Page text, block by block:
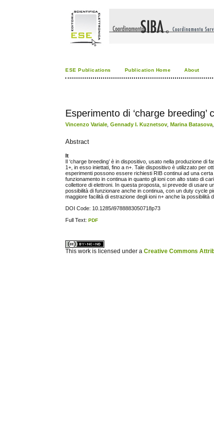
ESE Publications Publication Home About
Esperimento di ‘charge
Vincenzo Variale ,Gennady I. Kuznetsov ,Marina Batasova
Abstract
It
Il ‘charge breeding’ è in dispositivo, usato nella produzione
1+, in esso iniettati, fino a n+. Tale dispositivo è utilizzato per
esperimenti possono essere richiesti RIB continui ad una
funzionamento in continua in quanto gli ioni con alto stato di
collettore di elettroni. In questa proposta, si prevede di usare
possibilità di funzionare anche in continua, con un duty cycle
maggiore facilità di estrazione degli ioni n+ anche la possibilità
DOI Code: 10.1285/i9788883050718p73
Full Text:PDF
This work is licensed under aCreative Commons